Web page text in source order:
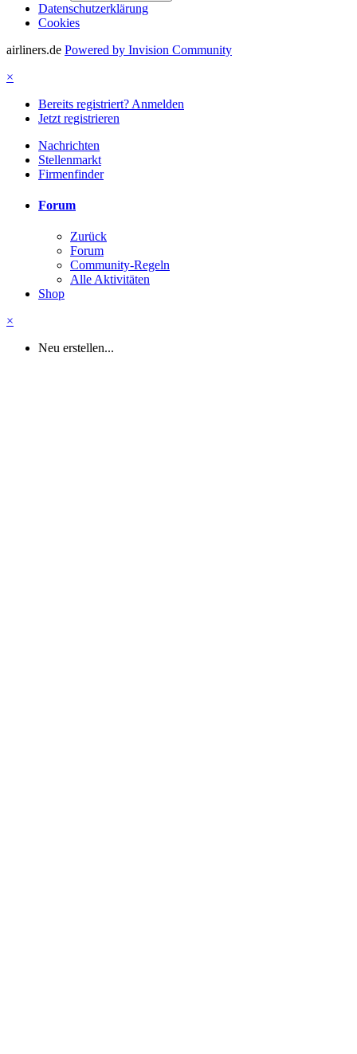
Datenschutzerklärung
Cookies
airliners.de Powered by Invision Community
×
Bereits registriert? Anmelden
Jetzt registrieren
Nachrichten
Stellenmarkt
Firmenfinder
Forum
Zurück
Forum
Community-Regeln
Alle Aktivitäten
Shop
×
Neu erstellen...